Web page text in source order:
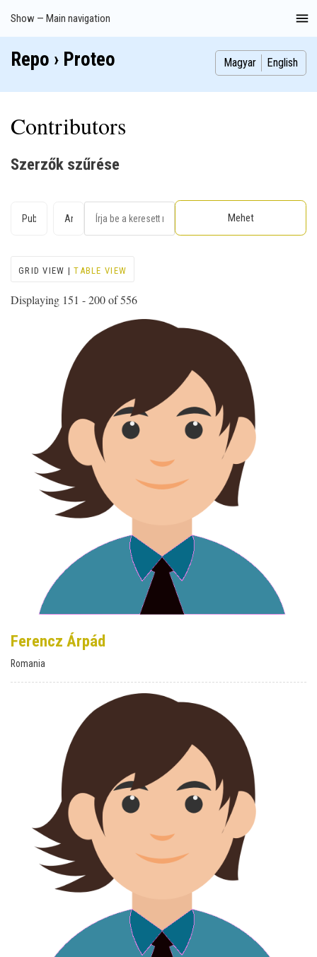
Main
navigation
Show — Main navigation
Index
Publications
Theses
Images
Contributors
Repo › Proteo Magyar English
Contributors
Szerzők szűrése
GRID VIEW |TABLE VIEW
Displaying 151 - 200 of 556
Ferencz Árpád
Romania